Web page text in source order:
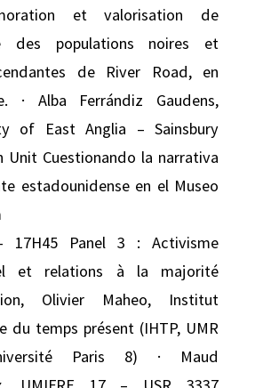
et valorisation de
des populations noires et
de River Road, en
· Alba Ferrándiz Gaudens,
of East Anglia – Sainsbury
Unit Cuestionando la narrativa
estadounidense en el Museo
17H45 Panel 3 : Activisme
et relations à la majorité
Olivier Maheo, Institut
du temps présent (IHTP, UMR
Paris 8) · Maud